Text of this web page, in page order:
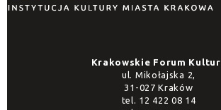
Krakowskie Forum
ul. Mikołajska 2,
31-027 Kraków
tel. 12 422 08 14